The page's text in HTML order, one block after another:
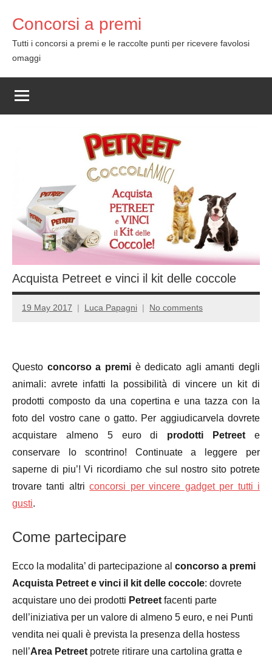
content
Concorsi a premi
Tutti i concorsi a premi e le raccolte punti per ricevere favolosi
omaggi
Acquista Petreet e vinci il kit delle coccole
19 May 2017 Luca Papagni No comments
Questo concorso a premiè dedicato agli amanti degli
animali: avrete infatti la possibilità di vincere un kit di
prodotti composto da una copertina e una tazza con la
foto del vostro cane o gatto. Per aggiudicarvela dovrete
acquistare almeno 5 euro di prodotti Petreet e
conservare lo scontrino! Continuate a leggere per
saperne di piu’! Vi ricordiamo che sul nostro sito potrete
trovare tanti altriconcorsi per vincere gadget per tutti i
gusti.
Come partecipare
Ecco la modalita’ di partecipazione al concorso a premi
Acquista Petreet e vinci il kit delle coccole: dovrete
acquistare uno dei prodotti Petreet facenti parte
dell’iniziativa per un valore di almeno 5 euro, e nei Punti
vendita nei quali è prevista la presenza della hostess
nell’Area Petreet potrete ritirare una cartolina gratta e